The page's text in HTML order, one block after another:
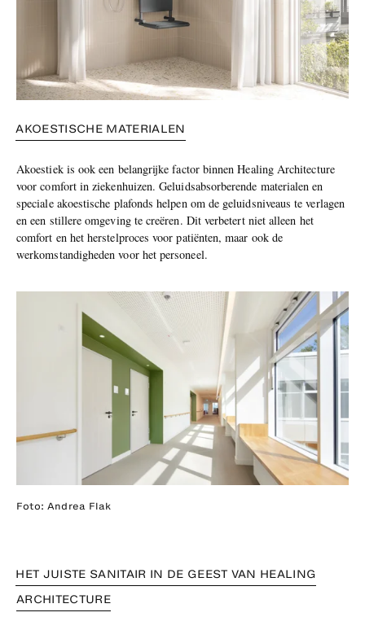
AKOESTISCHE MATERIALEN
Akoestiek is ook een belangrijke factor binnen Healing Architecture
voor comfort in ziekenhuizen. Geluidsabsorberende materialen en
speciale akoestische plafonds helpen om de geluidsniveaus te verlagen
en een stillere omgeving te creëren. Dit verbetert niet alleen het
comfort en het herstelproces voor patiënten, maar ook de
werkomstandigheden voor het personeel.
Foto: Andrea Flak
HET JUISTE SANITAIR IN DE GEEST VAN HEALING
ARCHITECTURE